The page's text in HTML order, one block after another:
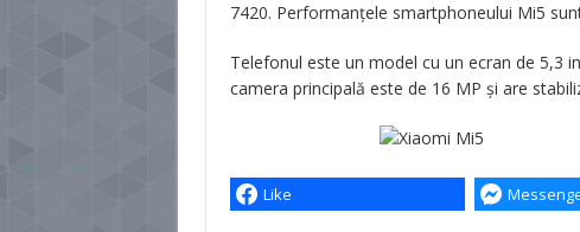
7420. Performanțele smartphoneului Mi5
Telefonul este un model cu un ecran de 5,3
camera principală este de 16 MP și are
Like